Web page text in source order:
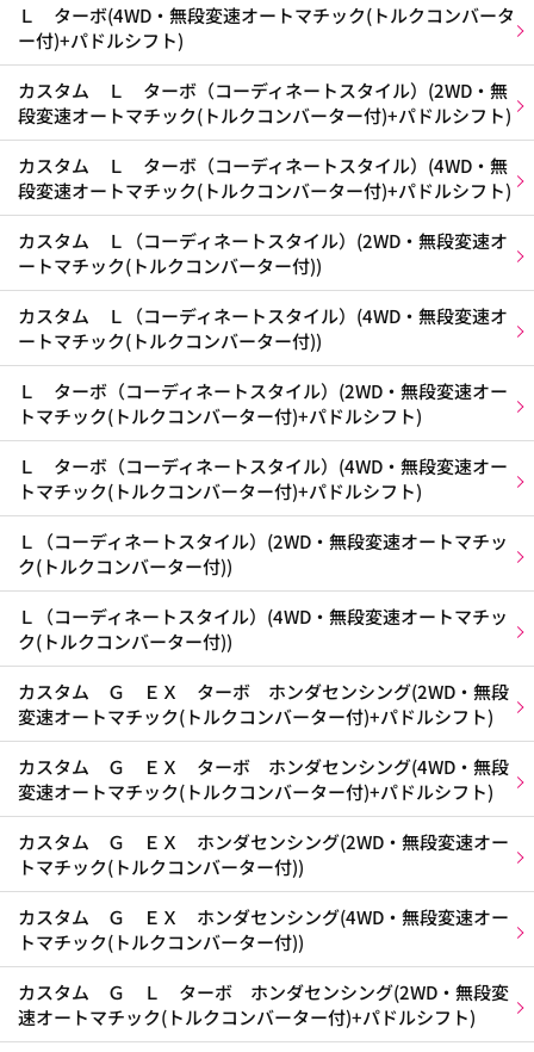
Ｌ ターボ(4WD・無段変速オートマチック(トルクコンバータ
ー付)+パドルシフト)
カスタム Ｌ ターボ（コーディネートスタイル）(2WD・無
段変速オートマチック(トルクコンバーター付)+パドルシフト)
カスタム Ｌ ターボ（コーディネートスタイル）(4WD・無
段変速オートマチック(トルクコンバーター付)+パドルシフト)
カスタム Ｌ（コーディネートスタイル）(2WD・無段変速オ
ートマチック(トルクコンバーター付))
カスタム Ｌ（コーディネートスタイル）(4WD・無段変速オ
ートマチック(トルクコンバーター付))
Ｌ ターボ（コーディネートスタイル）(2WD・無段変速オー
トマチック(トルクコンバーター付)+パドルシフト)
Ｌ ターボ（コーディネートスタイル）(4WD・無段変速オー
トマチック(トルクコンバーター付)+パドルシフト)
Ｌ（コーディネートスタイル）(2WD・無段変速オートマチッ
ク(トルクコンバーター付))
Ｌ（コーディネートスタイル）(4WD・無段変速オートマチッ
ク(トルクコンバーター付))
カスタム Ｇ ＥＸ ターボ ホンダセンシング(2WD・無段
変速オートマチック(トルクコンバーター付)+パドルシフト)
カスタム Ｇ ＥＸ ターボ ホンダセンシング(4WD・無段
変速オートマチック(トルクコンバーター付)+パドルシフト)
カスタム Ｇ ＥＸ ホンダセンシング(2WD・無段変速オー
トマチック(トルクコンバーター付))
カスタム Ｇ ＥＸ ホンダセンシング(4WD・無段変速オー
トマチック(トルクコンバーター付))
カスタム Ｇ Ｌ ターボ ホンダセンシング(2WD・無段変
速オートマチック(トルクコンバーター付)+パドルシフト)